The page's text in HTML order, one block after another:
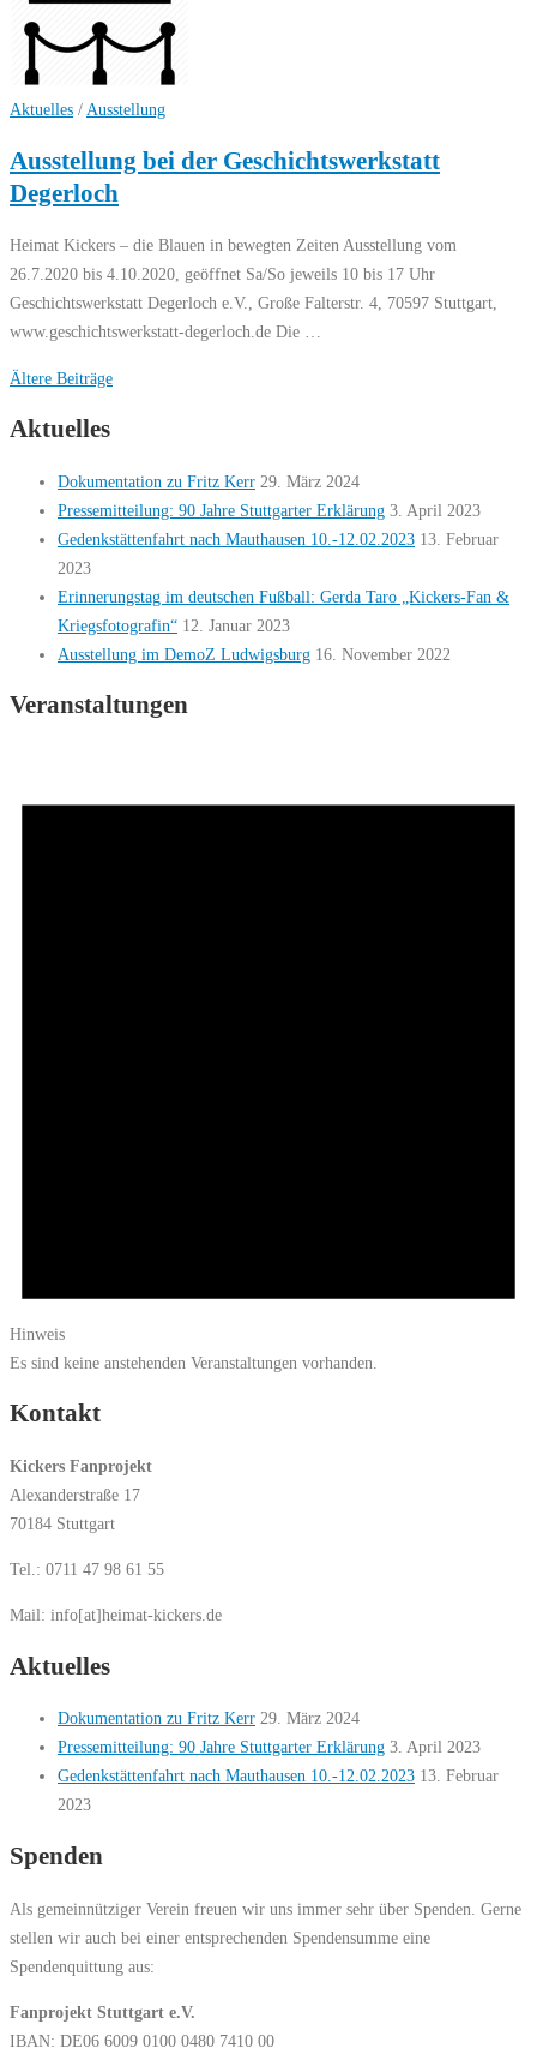
Aktuelles / Ausstellung
Ausstellung bei der Geschichtswerkstatt
Degerloch
Heimat Kickers – die Blauen in bewegten Zeiten Ausstellung vom
26.7.2020 bis 4.10.2020, geöffnet Sa/So jeweils 10 bis 17 Uhr
Geschichtswerkstatt Degerloch e.V., Große Falterstr. 4, 70597 Stuttgart,
www.geschichtswerkstatt-degerloch.de Die …
Beitragsnavigation
Ältere Beiträge
Aktuelles
Dokumentation zu Fritz Kerr 29. März 2024
Pressemitteilung: 90 Jahre Stuttgarter Erklärung 3. April 2023
Gedenkstättenfahrt nach Mauthausen 10.-12.02.2023 13. Februar
2023
Erinnerungstag im deutschen Fußball: Gerda Taro „Kickers-Fan &
Kriegsfotografin“ 12. Januar 2023
Ausstellung im DemoZ Ludwigsburg 16. November 2022
Veranstaltungen
Hinweis
Es sind keine anstehenden Veranstaltungen vorhanden.
Kontakt
Kickers Fanprojekt
Alexanderstraße 17
70184 Stuttgart
Tel.: 0711 47 98 61 55
Mail: info[at]heimat-kickers.de
Aktuelles
Dokumentation zu Fritz Kerr 29. März 2024
Pressemitteilung: 90 Jahre Stuttgarter Erklärung 3. April 2023
Gedenkstättenfahrt nach Mauthausen 10.-12.02.2023 13. Februar
2023
Spenden
Als gemeinnütziger Verein freuen wir uns immer sehr über Spenden. Gerne
stellen wir auch bei einer entsprechenden Spendensumme eine
Spendenquittung aus:
Fanprojekt Stuttgart e.V.
IBAN: DE06 6009 0100 0480 7410 00